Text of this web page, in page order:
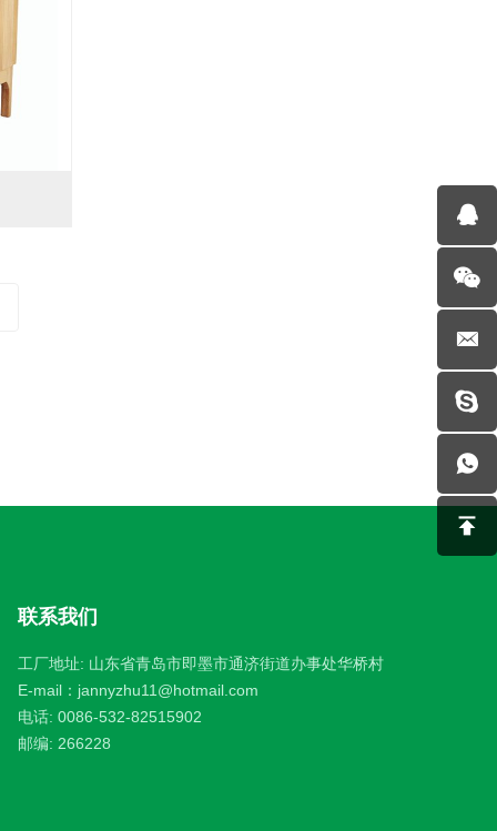
联系我们
工厂地址: 山东省青岛市即墨市通济街道办事处华桥村
E-mail： jannyzhu11@hotmail.com
电话:0086-532-82515902
邮编: 266228